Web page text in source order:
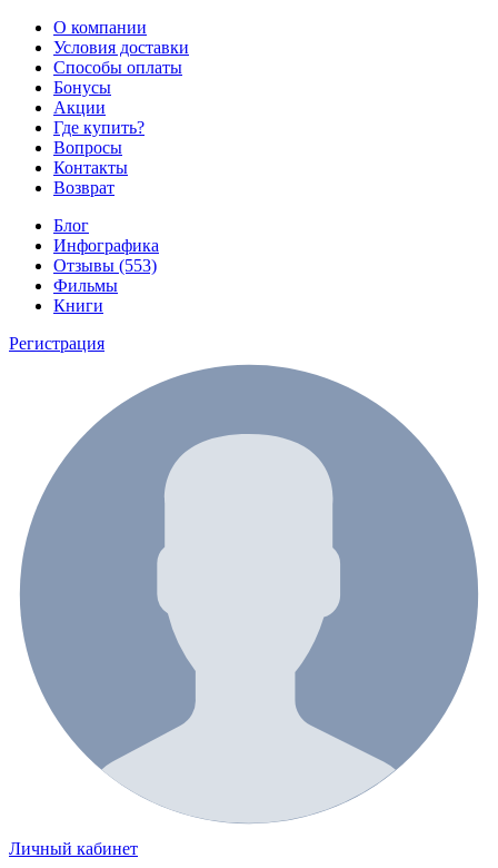
О компании
Условия доставки
Способы оплаты
Бонусы
Акции
Где купить?
Вопросы
Контакты
Возврат
Блог
Инфографика
Отзывы (553)
Фильмы
Книги
Регистрация
Личный кабинет